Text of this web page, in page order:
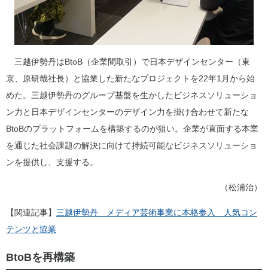
三越伊勢丹はBtoB（企業間取引）で日本デザインセンター（東
京、原研哉社長）と協業した新たなプロジェクトを22年1月から始
めた。三越伊勢丹のグループ基盤を生かしたビジネスソリューショ
ン力と日本デザインセンターのデザイン力を掛け合わせて新たな
BtoBのプラットフォームを構築するのが狙い。企業が直面する本業
を通じた社会課題の解決に向けて持続可能なビジネスソリューショ
ンを提供し、支援する。
（松浦治）
【関連記事】 三越伊勢丹 メディア芸術事業に本格参入 人気コン
テンツと協業
BtoBを再構築